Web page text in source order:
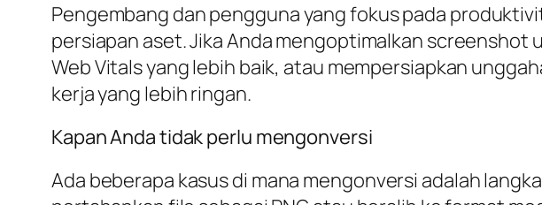
Pengembang dan pengguna yang fokus pada
persiapan aset. Jika Anda mengoptimalkan
Web Vitals yang lebih baik, atau mempersiapkan
kerja yang lebih ringan.
Kapan Anda tidak perlu mengonversi
Ada beberapa kasus di mana mengonversi adalah